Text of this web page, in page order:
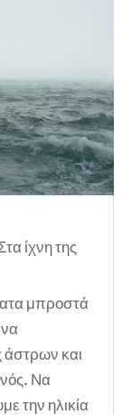
ίχνη της
μπροστά
άστρων και
Να
την ηλικία